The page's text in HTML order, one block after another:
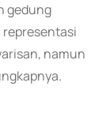
gedung
namun